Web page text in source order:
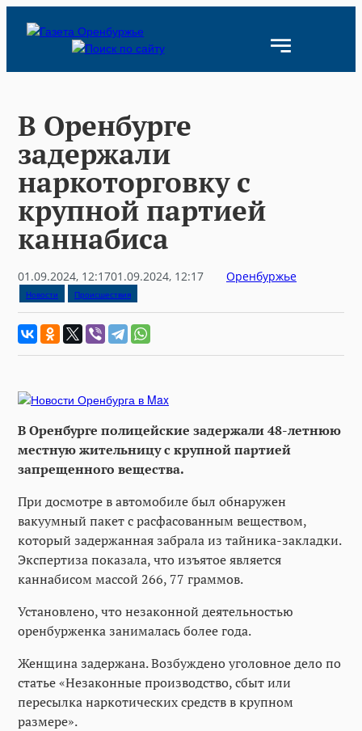
В Оренбурге
задержали
наркоторговку с
крупной партией
каннабиса
01.09.2024, 12:1701.09.2024, 12:17 Оренбуржье
Новости Происшествия
В Оренбурге полицейские задержали 48-летнюю
местную жительницу с крупной партией
запрещенного вещества.
При досмотре в автомобиле был обнаружен
вакуумный пакет с расфасованным веществом,
который задержанная забрала из тайника-закладки.
Экспертиза показала, что изъятое является
каннабисом массой 266, 77 граммов.
Установлено, что незаконной деятельностью
оренбурженка занималась более года.
Женщина задержана. Возбуждено уголовное дело по
статье «Незаконные производство, сбыт или
пересылка наркотических средств в крупном
размере».